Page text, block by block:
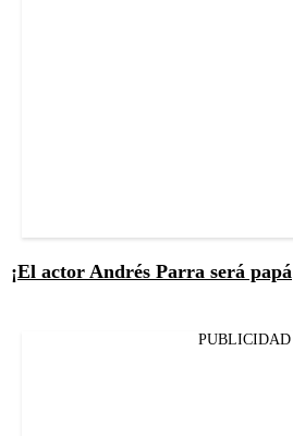
¡El actor Andrés Parra será papá
PUBLICIDAD